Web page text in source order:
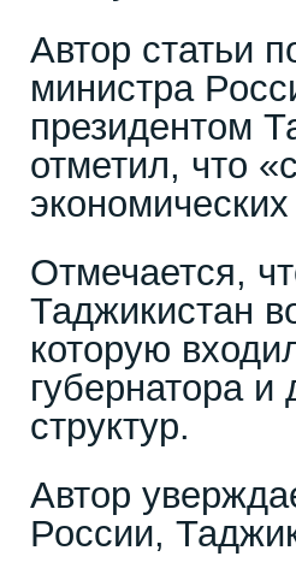
Автор статьи
министра
президентом
отметил, что
Отмечается,
Таджикистан
которую
губернатора и
структур.
Автор
России,